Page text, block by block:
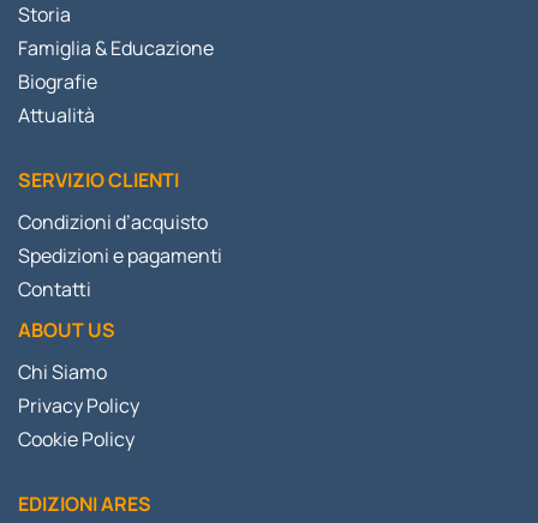
Storia
Famiglia & Educazione
Biografie
Attualità
SERVIZIO CLIENTI
Condizioni d’acquisto
Spedizioni e pagamenti
Contatti
ABOUT US
Chi Siamo
Privacy Policy
Cookie Policy
EDIZIONI ARES